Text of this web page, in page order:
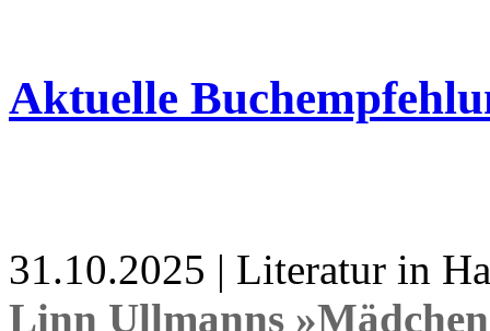
Aktuelle
31.10.2025 | Literatur in
Linn Ullmanns